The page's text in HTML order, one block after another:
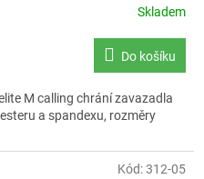
Skladem
Do košíku
M calling chrání zavazadla
a spandexu, rozměry
Kód:312-05